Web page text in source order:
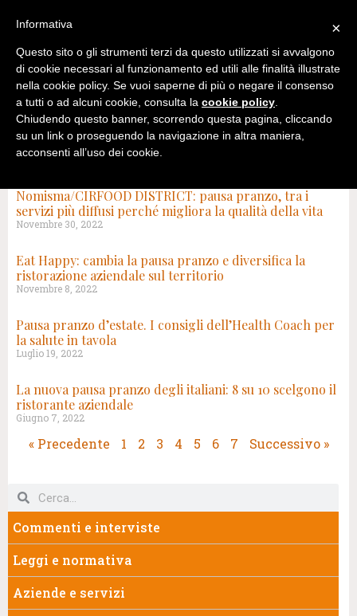
Nomisma/CIRFOOD DISTRICT: pausa pranzo, tra i
servizi più diffusi perché migliora la qualità della vita
Novembre 30, 2022
Eat Happy: cambia la pausa pranzo e diversifica la
ristorazione aziendale sul territorio
Novembre 8, 2022
Pausa pranzo d’estate. I consigli dell’Health Coach per
la salute in tavola
Luglio 19, 2022
La nuova pausa pranzo degli italiani: 8 su 10 scelgono il
ristorante aziendale
Giugno 7, 2022
« Precedente 1 2 3 4 5 6 7 Successivo »
Commenti e interviste
Leggi e normativa
Aziende e servizi
×
Informativa
Questo sito o gli strumenti terzi da questo utilizzati si avvalgono
di cookie necessari al funzionamento ed utili alle finalità illustrate
nella cookie policy. Se vuoi saperne di più o negare il consenso
a tutti o ad alcuni cookie, consulta la cookie policy.
Chiudendo questo banner, scorrendo questa pagina, cliccando
su un link o proseguendo la navigazione in altra maniera,
acconsenti all’uso dei cookie.